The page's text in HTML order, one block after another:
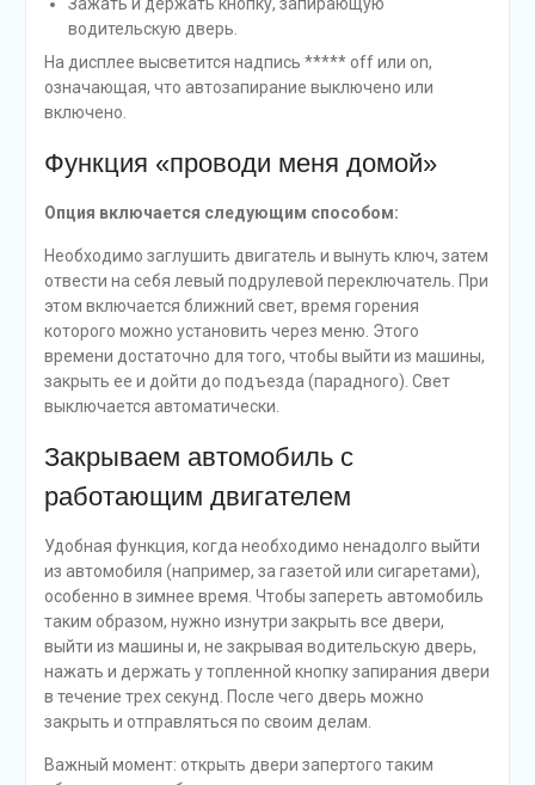
водительскую дверь.
На дисплее высветится надпись ***** off или on,
означающая, что автозапирание выключено или
включено.
Функция «проводи меня домой»
Опция включается следующим способом:
Необходимо заглушить двигатель и вынуть ключ, затем
отвести на себя левый подрулевой переключатель. При
этом включается ближний свет, время горения
которого можно установить через меню. Этого
времени достаточно для того, чтобы выйти из машины,
закрыть ее и дойти до подъезда (парадного). Свет
выключается автоматически.
Закрываем автомобиль с
работающим двигателем
Удобная функция, когда необходимо ненадолго выйти
из автомобиля (например, за газетой или сигаретами),
особенно в зимнее время. Чтобы запереть автомобиль
таким образом, нужно изнутри закрыть все двери,
выйти из машины и, не закрывая водительскую дверь,
нажать и держать у топленной кнопку запирания двери
в течение трех секунд. После чего дверь можно
закрыть и отправляться по своим делам.
Важный момент: открыть двери запертого таким